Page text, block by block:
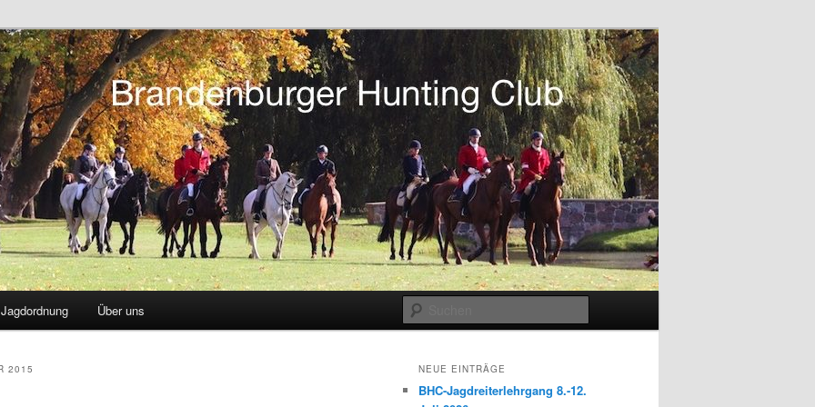
Hunting Club
in Berlin und Brandenburg
Jagdordnung Über uns
2015 NEUE EINTRÄGE
BHC-Jagdreiterlehrgang 8.-12.